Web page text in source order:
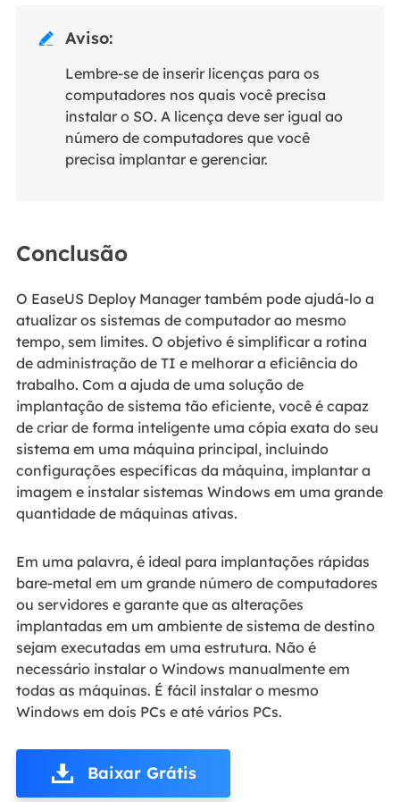
 Aviso:
Lembre-se de inserir licenças para os
computadores nos quais você precisa
instalar o SO. A licença deve ser igual ao
número de computadores que você
precisa implantar e gerenciar.
Conclusão
O EaseUS Deploy Manager também pode ajudá-lo a
atualizar os sistemas de computador ao mesmo
tempo, sem limites. O objetivo é simplificar a rotina
de administração de TI e melhorar a eficiência do
trabalho. Com a ajuda de uma solução de
implantação de sistema tão eficiente, você é capaz
de criar de forma inteligente uma cópia exata do seu
sistema em uma máquina principal, incluindo
configurações específicas da máquina, implantar a
imagem e instalar sistemas Windows em uma grande
quantidade de máquinas ativas.
Em uma palavra, é ideal para implantações rápidas
bare-metal em um grande número de computadores
ou servidores e garante que as alterações
implantadas em um ambiente de sistema de destino
sejam executadas em uma estrutura. Não é
necessário instalar o Windows manualmente em
todas as máquinas. É fácil instalar o mesmo
Windows em dois PCs e até vários PCs.
Baixar Grátis